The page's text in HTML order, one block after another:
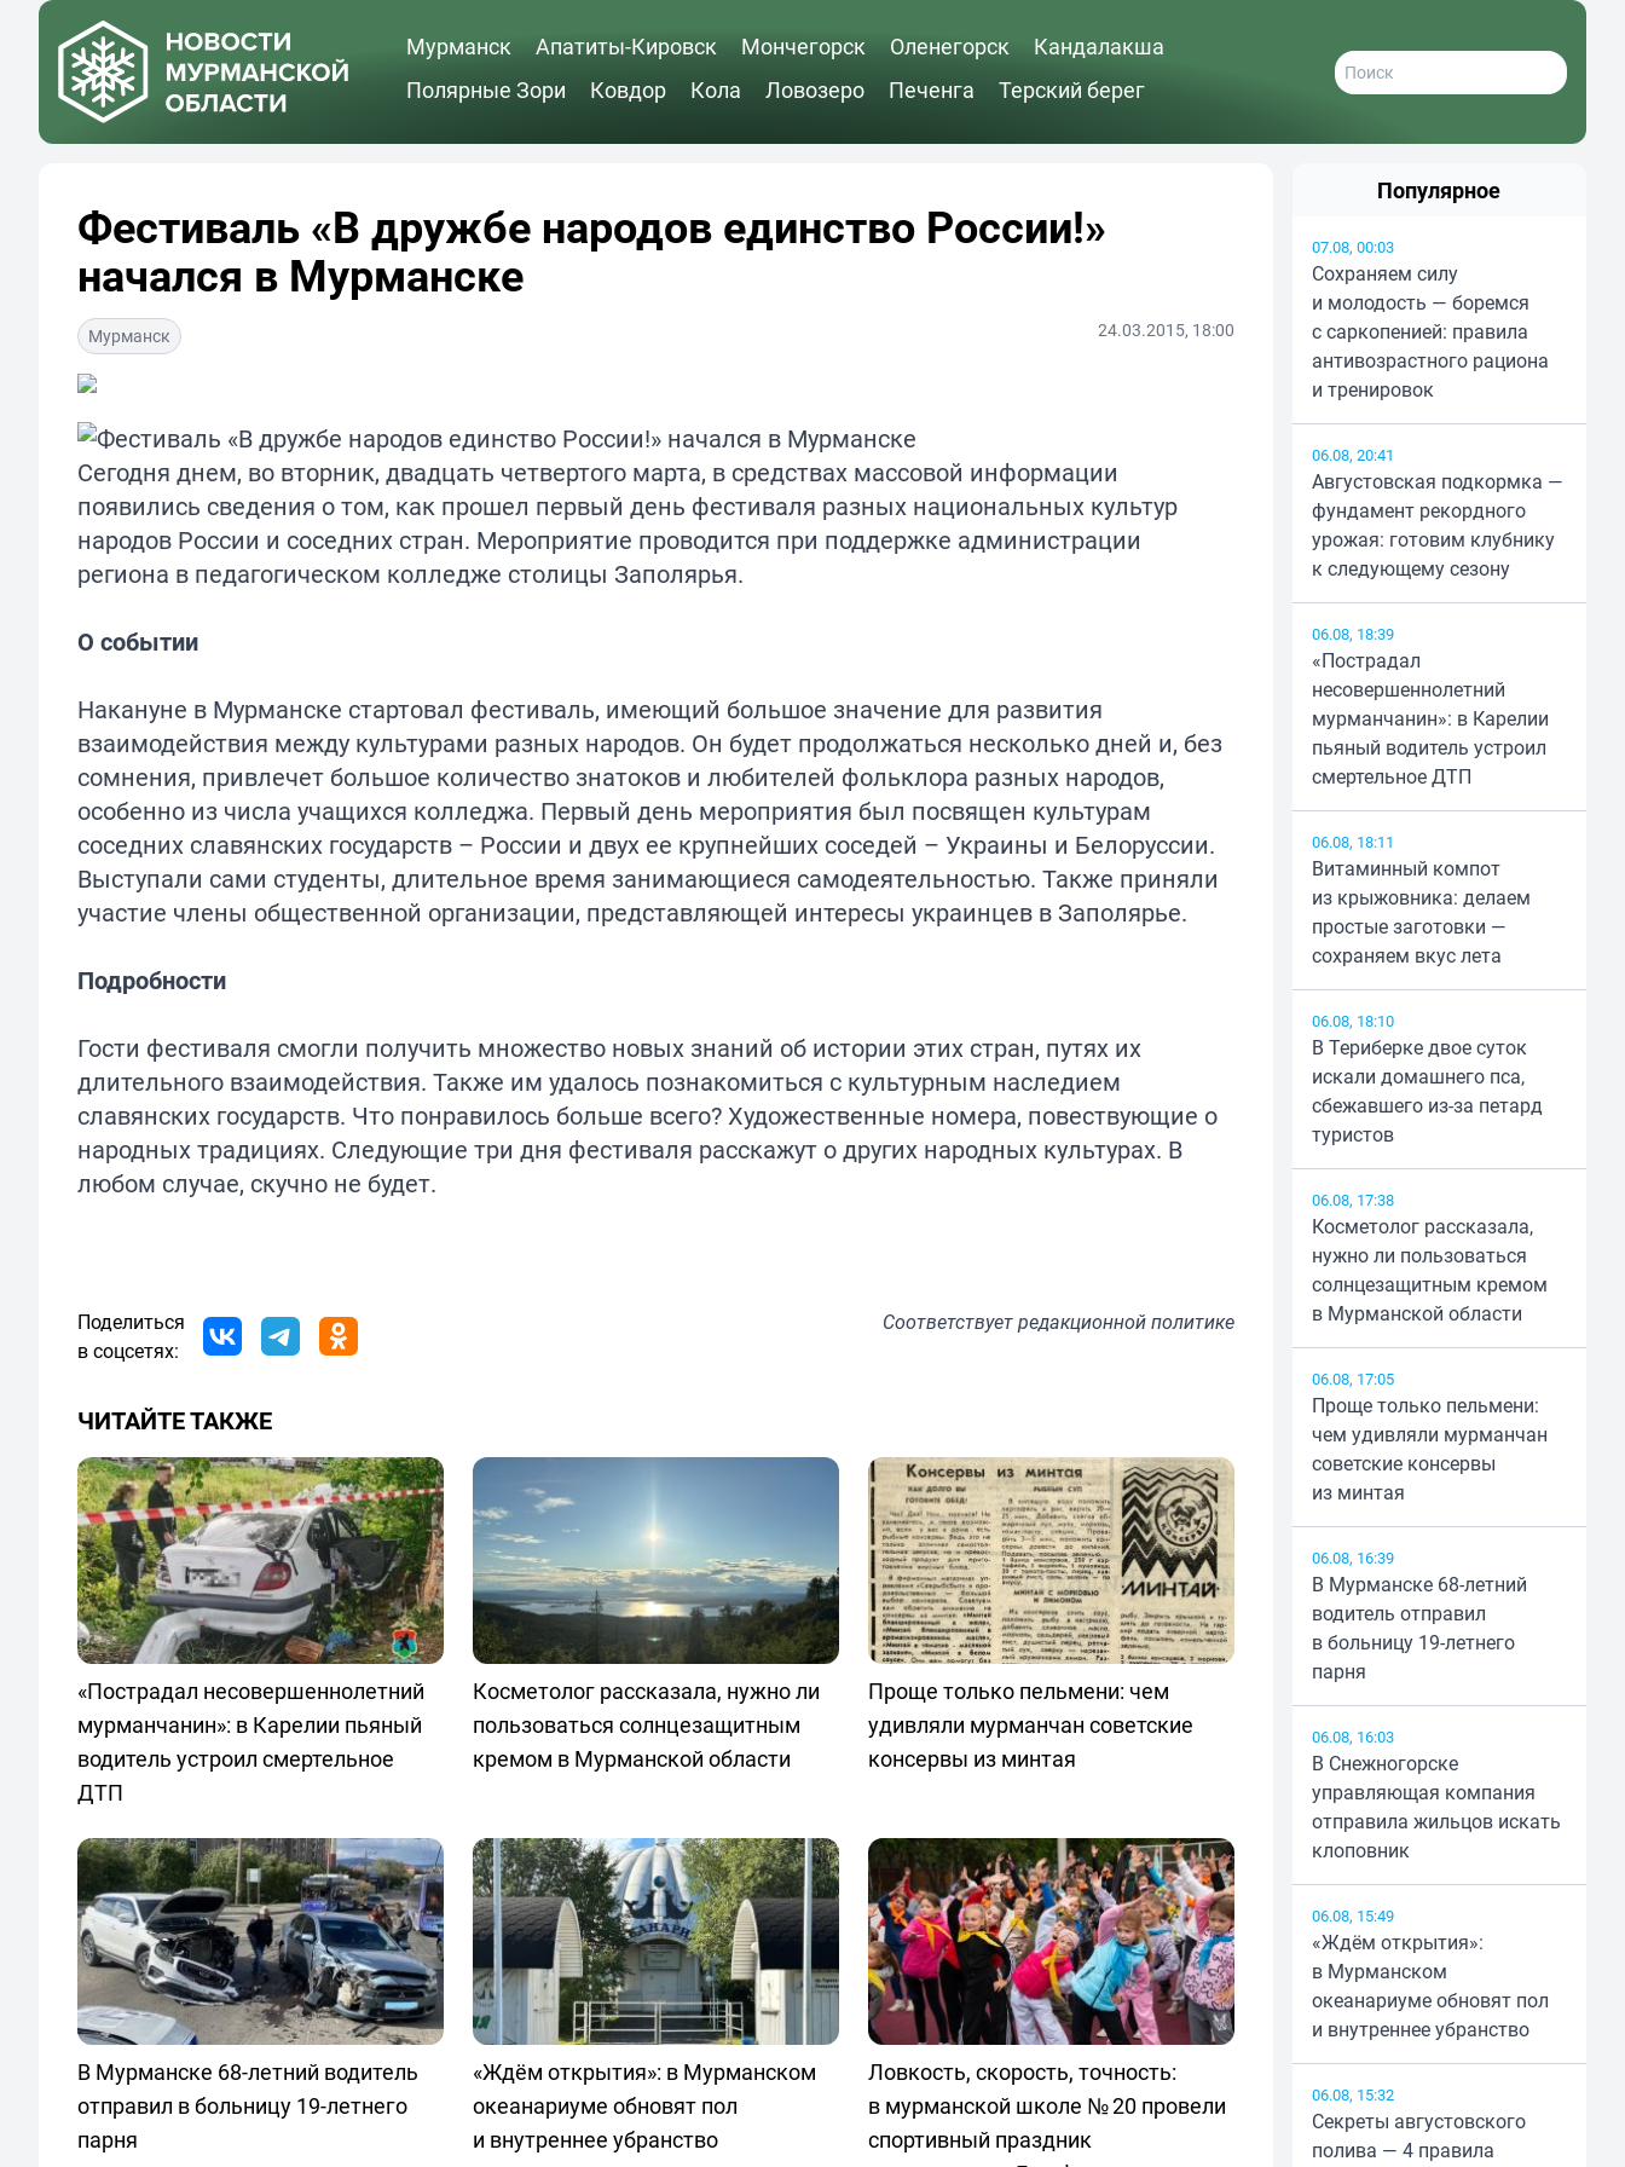
Мурманск Апатиты-Кировск Мончегорск Оленегорск
Кандалакша
Полярные Зори
Ковдор Кола Ловозеро Печенга Терский берег
Фестиваль «В дружбе народов единство России!»
начался в Мурманске
Мурманск 24.03.2015, 18:00
Сегодня днем, во вторник, двадцать четвертого марта, в средствах массовой информации
появились сведения о том, как прошел первый день фестиваля разных национальных культур
народов России и соседних стран. Мероприятие проводится при поддержке администрации
региона в педагогическом колледже столицы Заполярья.
О событии
Накануне в Мурманске стартовал фестиваль, имеющий большое значение для развития
взаимодействия между культурами разных народов. Он будет продолжаться несколько дней и, без
сомнения, привлечет большое количество знатоков и любителей фольклора разных народов,
особенно из числа учащихся колледжа. Первый день мероприятия был посвящен культурам
соседних славянских государств – России и двух ее крупнейших соседей – Украины и Белоруссии.
Выступали сами студенты, длительное время занимающиеся самодеятельностью. Также приняли
участие члены общественной организации, представляющей интересы украинцев в Заполярье.
Подробности
Гости фестиваля смогли получить множество новых знаний об истории этих стран, путях их
длительного взаимодействия. Также им удалось познакомиться с культурным наследием
славянских государств. Что понравилось больше всего? Художественные номера, повествующие о
народных традициях. Следующие три дня фестиваля расскажут о других народных культурах. В
любом случае, скучно не будет.
Поделиться
в соцсетях:
Соответствуетредакционной политике
ЧИТАЙТЕ ТАКЖЕ
«Пострадал несовершеннолетний
мурманчанин»: в Карелии пьяный
водитель устроил смертельное
ДТП
Косметолог рассказала, нужно ли
пользоваться солнцезащитным
кремом в Мурманской области
Проще только пельмени: чем
удивляли мурманчан советские
консервы из минтая
В Мурманске 68-летний водитель
отправил в больницу 19-летнего
парня
«Ждём открытия»: в Мурманском
океанариуме обновят пол
и внутреннее убранство
Ловкость, скорость, точность:
в мурманской школе № 20 провели
спортивный праздник
Популярное
07.08, 00:03
Сохраняем силу
и молодость — боремся
с саркопенией: правила
антивозрастного рациона
и тренировок
06.08, 20:41
Августовская подкормка —
фундамент рекордного
урожая: готовим клубнику
к следующему сезону
06.08, 18:39
«Пострадал
несовершеннолетний
мурманчанин»: в Карелии
пьяный водитель устроил
смертельное ДТП
06.08, 18:11
Витаминный компот
из крыжовника: делаем
простые заготовки —
сохраняем вкус лета
06.08, 18:10
В Териберке двое суток
искали домашнего пса,
сбежавшего из-за петард
туристов
06.08, 17:38
Косметолог рассказала,
нужно ли пользоваться
солнцезащитным кремом
в Мурманской области
06.08, 17:05
Проще только пельмени:
чем удивляли мурманчан
советские консервы
из минтая
06.08, 16:39
В Мурманске 68-летний
водитель отправил
в больницу 19-летнего
парня
06.08, 16:03
В Снежногорске
управляющая компания
отправила жильцов искать
клоповник
06.08, 15:49
«Ждём открытия»:
в Мурманском
океанариуме обновят пол
и внутреннее убранство
06.08, 15:32
Секреты августовского
полива — 4 правила